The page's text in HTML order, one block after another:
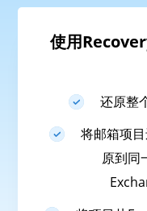
使用
还原整
将邮箱项
原到同